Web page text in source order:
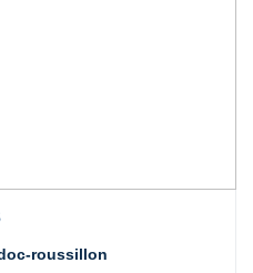
roussillon